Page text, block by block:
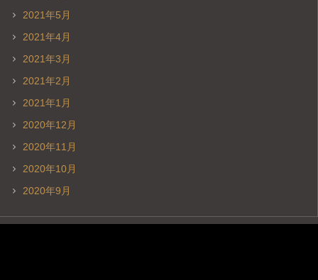
2021年5月
2021年4月
2021年3月
2021年2月
2021年1月
2020年12月
2020年11月
2020年10月
2020年9月